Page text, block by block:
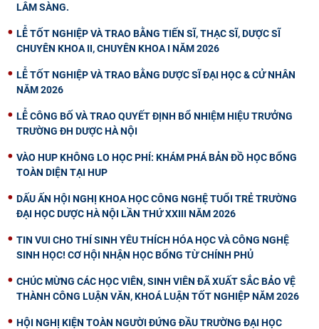
LÂM SÀNG.
LỄ TỐT NGHIỆP VÀ TRAO BẰNG TIẾN SĨ, THẠC SĨ, DƯỢC SĨ
CHUYÊN KHOA II, CHUYÊN KHOA I NĂM 2026
LỄ TỐT NGHIỆP VÀ TRAO BẰNG DƯỢC SĨ ĐẠI HỌC & CỬ NHÂN
NĂM 2026
LỄ CÔNG BỐ VÀ TRAO QUYẾT ĐỊNH BỔ NHIỆM HIỆU TRƯỞNG
TRƯỜNG ĐH DƯỢC HÀ NỘI
VÀO HUP KHÔNG LO HỌC PHÍ: KHÁM PHÁ BẢN ĐỒ HỌC BỔNG
TOÀN DIỆN TẠI HUP
DẤU ẤN HỘI NGHỊ KHOA HỌC CÔNG NGHỆ TUỔI TRẺ TRƯỜNG
ĐẠI HỌC DƯỢC HÀ NỘI LẦN THỨ XXIII NĂM 2026
TIN VUI CHO THÍ SINH YÊU THÍCH HÓA HỌC VÀ CÔNG NGHỆ
SINH HỌC! CƠ HỘI NHẬN HỌC BỔNG TỪ CHÍNH PHỦ
CHÚC MỪNG CÁC HỌC VIÊN, SINH VIÊN ĐÃ XUẤT SẮC BẢO VỆ
THÀNH CÔNG LUẬN VĂN, KHOÁ LUẬN TỐT NGHIỆP NĂM 2026
HỘI NGHỊ KIỆN TOÀN NGƯỜI ĐỨNG ĐẦU TRƯỜNG ĐẠI HỌC